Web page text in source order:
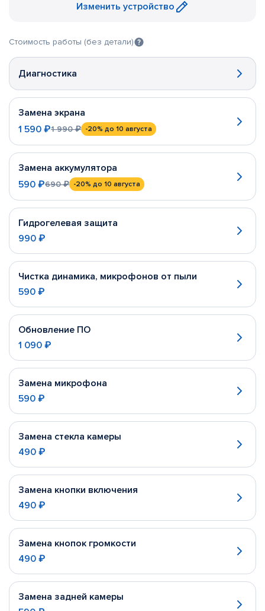
Изменить устройство
Стоимость работы (без детали)
Диагностика
Замена экрана
1 590 ₽1 990 ₽ -20% до 10 августа
Замена аккумулятора
590 ₽690 ₽ -20% до 10 августа
Гидрогелевая защита
990 ₽
Чистка динамика, микрофонов от пыли
590 ₽
Обновление ПО
1 090 ₽
Замена микрофона
590 ₽
Замена стекла камеры
490 ₽
Замена кнопки включения
490 ₽
Замена кнопок громкости
490 ₽
Замена задней камеры